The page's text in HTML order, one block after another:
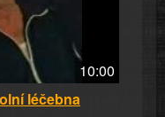
10:00
léčebna